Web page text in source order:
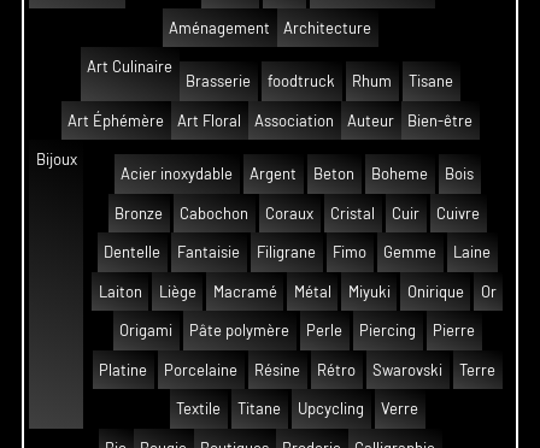
Aménagement Architecture
Art Culinaire
Brasserie
foodtruck Rhum Tisane
Art Éphémère Art Floral Association Auteur Bien-être
Bijoux
Acier inoxydable
Argent Beton Boheme Bois
Bronze Cabochon Coraux Cristal Cuir Cuivre
Dentelle Fantaisie Filigrane Fimo Gemme Laine
Laiton Liège Macramé Métal Miyuki Onirique Or
Origami Pâte polymère Perle Piercing Pierre
Platine Porcelaine Résine Rétro Swarovski Terre
Textile Titane Upcycling Verre